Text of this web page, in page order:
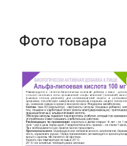
Фото товара